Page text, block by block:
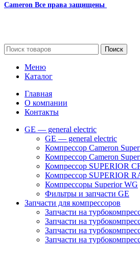
Cameron Все права защищены
Поиск
Меню
Каталог
Главная
О компании
Контакты
GE — general electric
GE — general electric
Компрессор Cameron
Компрессор Cameron
Компрессор SUPERIOR
Компрессор SUPERIOR
Компрессоры Superior WG
Фильтры и запчасти GE
Запчасти для компрессоров
Запчасти на
Запчасти на
Запчасти на
Запчасти на